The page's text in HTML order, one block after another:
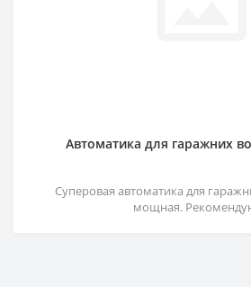
Автоматика для гаражних
Суперовая автоматика для
мощная.